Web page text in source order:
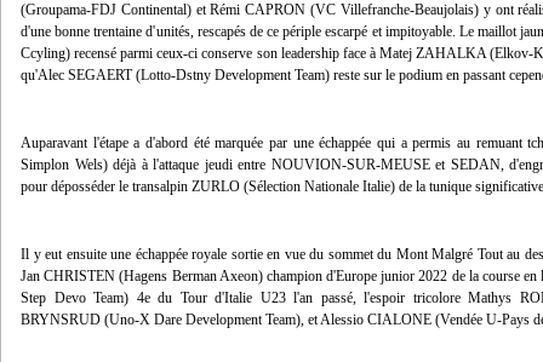
(Groupama-FDJ Continental) et Rémi CAPRON (VC Villefranche-Beaujolais) y ont
d'une bonne trentaine d'unités, rescapés de ce périple escarpé et impitoyable. Le maillot
Ccyling) recensé parmi ceux-ci conserve son leadership face à Matej ZAHALKA (Elkov-
qu'Alec SEGAERT (Lotto-Dstny Development Team) reste sur le podium en passant
Auparavant l'étape a d'abord été marquée par une échappée qui a permis au remuant
Simplon Wels) déjà à l'attaque jeudi entre NOUVION-SUR-MEUSE et SEDAN,
pour déposséder le transalpin ZURLO (Sélection Nationale Italie) de la tunique
Il y eut ensuite une échappée royale sortie en vue du sommet du Mont Malgré Tout au
Jan CHRISTEN (Hagens Berman Axeon) champion d'Europe junior 2022 de la course
Step Devo Team) 4e du Tour d'Italie U23 l'an passé, l'espoir tricolore Mathys
BRYNSRUD (Uno-X Dare Development Team), et Alessio CIALONE (Vendée U-Pays